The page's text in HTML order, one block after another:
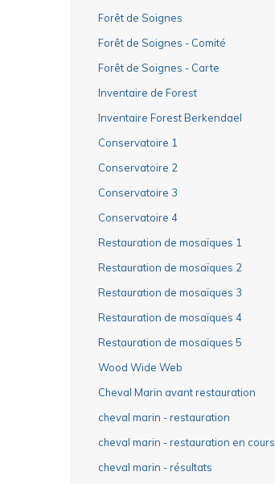
Forêt de Soignes
Forêt de Soignes - Comité
Forêt de Soignes - Carte
Inventaire de Forest
Inventaire Forest Berkendael
Conservatoire 1
Conservatoire 2
Conservatoire 3
Conservatoire 4
Restauration de mosaïques 1
Restauration de mosaïques 2
Restauration de mosaïques 3
Restauration de mosaïques 4
Restauration de mosaïques 5
Wood Wide Web
Cheval Marin avant restauration
cheval marin - restauration
cheval marin - restauration en cours
cheval marin - résultats